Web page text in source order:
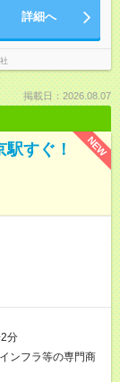
詳細へ
掲載日：2026.08.07
NEW
すぐ！
分
ンフラ等の専門商